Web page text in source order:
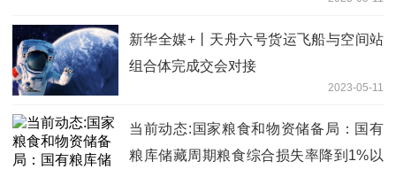
新华全媒+丨天舟六号货运飞船与空间站
组合体完成交会对接
2023-05-11
当前动态:国家粮食和物资储备局：国有
粮库储藏周期粮食综合损失率降到1%以